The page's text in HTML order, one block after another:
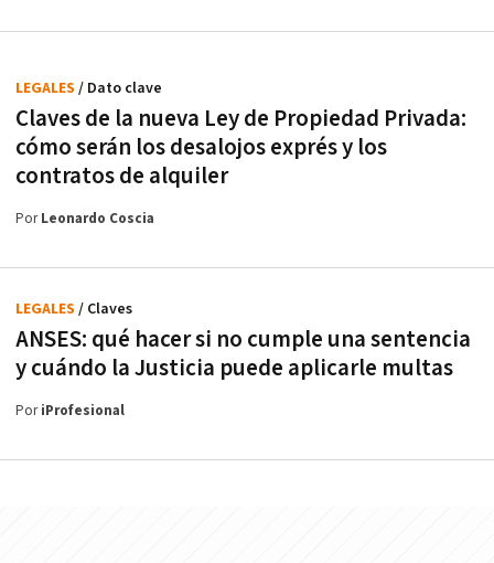
Claves de la nueva Ley de Propiedad Privada:
cómo serán los desalojos exprés y los
contratos de alquiler
LEGALES / Dato clave
PorLeonardo Coscia
ANSES: qué hacer si no cumple una sentencia
y cuándo la Justicia puede aplicarle multas
LEGALES / Claves
PoriProfesional